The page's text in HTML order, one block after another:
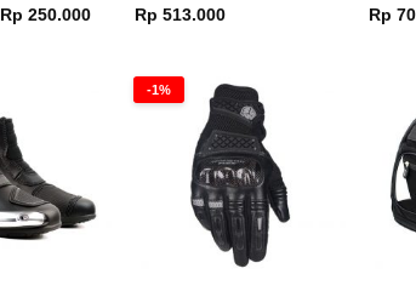
Harga
aslinya
Rp 250.000Harga
Rp 250.000.
Rp 513.000 Rp
-1%